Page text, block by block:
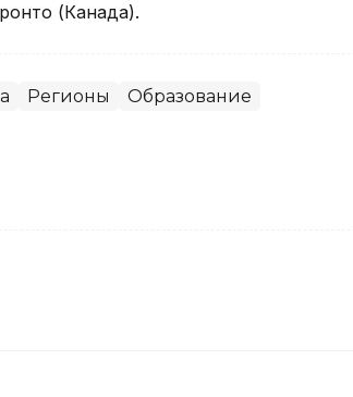
(Канада).
Регионы
Образование